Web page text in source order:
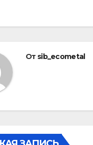
От sib_ecometal